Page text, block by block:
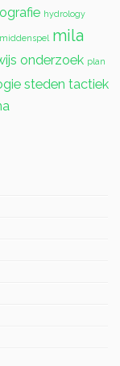
hydrology
middenspel mila
onderzoek plan
steden tactiek